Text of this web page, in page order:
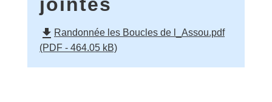
file_download Randonnée les Boucles de l_Assou.pdf
(PDF - 464.05 kB)